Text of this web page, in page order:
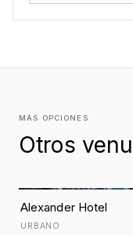
MÁS OPCIONES
Otros
Alexander Hotel
URBANO